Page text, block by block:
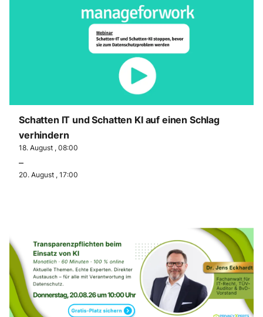
Schatten IT und Schatten KI auf einen Schlag
verhindern
18. August , 08:00
–
20. August , 17:00